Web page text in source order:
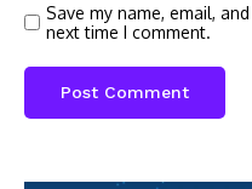
Save my name, email,
next time I comment.